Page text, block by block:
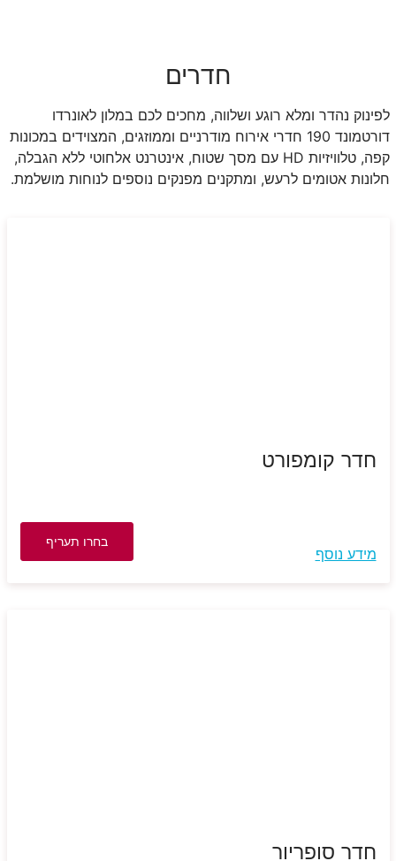
חדרים
לפינוק נהדר ומלא רוגע ושלווה, מחכים לכם במלון לאונרדו
דורטמונד 190 חדרי אירוח מודרניים וממוזגים, המצוידים במכונות
קפה, טלוויזיות HD עם מסך שטוח, אינטרנט אלחוטי ללא הגבלה,
חלונות אטומים לרעש, ומתקנים מפנקים נוספים לנוחות מושלמת.
חדר קומפורט
מידע נוסף
בחרו תעריף
חדר סופריור